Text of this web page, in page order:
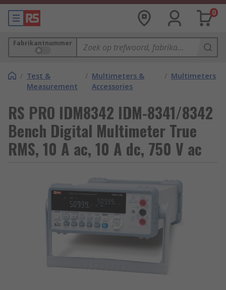
0
Fabrikantnummer
/ Test &
Measurement
/ Multimeters &
Accessories
/ Multimeters
RS PRO IDM8342 IDM-8341/8342
Bench Digital Multimeter True
RMS, 10 A ac, 10 A dc, 750 V ac